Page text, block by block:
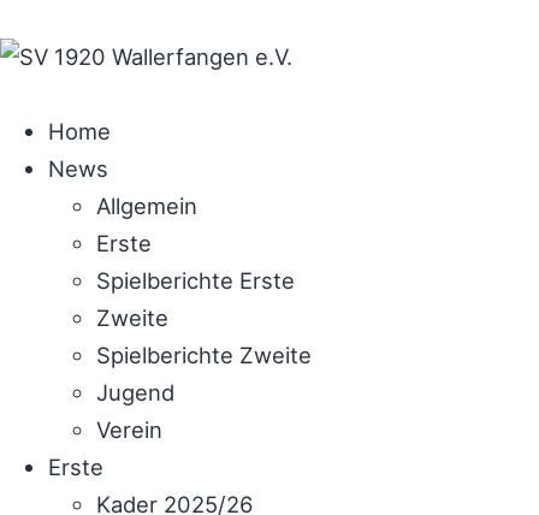
Home
News
Allgemein
Erste
Spielberichte Erste
Zweite
Spielberichte Zweite
Jugend
Verein
Erste
Kader 2025/26